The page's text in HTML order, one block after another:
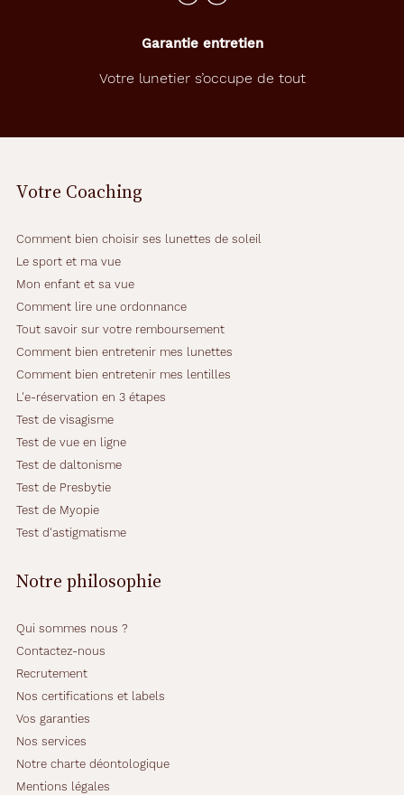
Garantie entretien
Votre lunetier s’occupe de tout
Votre Coaching
Comment bien choisir ses lunettes de soleil
Le sport et ma vue
Mon enfant et sa vue
Comment lire une ordonnance
Tout savoir sur votre remboursement
Comment bien entretenir mes lunettes
Comment bien entretenir mes lentilles
L'e-réservation en 3 étapes
Test de visagisme
Test de vue en ligne
Test de daltonisme
Test de Presbytie
Test de Myopie
Test d'astigmatisme
Notre philosophie
Qui sommes nous ?
Contactez-nous
Recrutement
Nos certifications et labels
Vos garanties
Nos services
Notre charte déontologique
Mentions légales